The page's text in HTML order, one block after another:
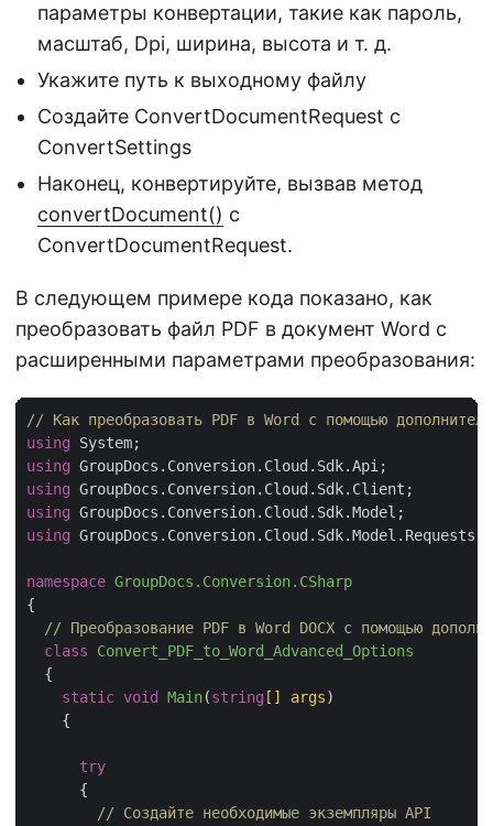
параметры конвертации, такие как пароль,
масштаб, Dpi, ширина, высота и т. д.
Укажите путь к выходному файлу
Создайте ConvertDocumentRequest с
ConvertSettings
Наконец, конвертируйте, вызвав метод
convertDocument() с
ConvertDocumentRequest.
В следующем примере кода показано, как
преобразовать файл PDF в документ Word с
расширенными параметрами преобразования:
// Как преобразовать PDF в Word с помощью
using
using
using
using
using GroupDocs.Conversion.Cloud.Sdk.Model.Requests;
namespace GroupDocs.Conversion.CSharp
{
// Преобразование PDF в Word DOCX с помощью
class
Convert_PDF_to_Word_Advanced_Options
  {
static void Main(string [] args)
    {
try
      {
// Создайте необходимые экземпляры API